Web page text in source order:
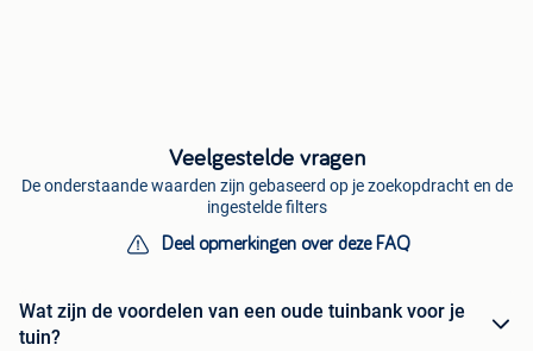
Veelgestelde vragen
De onderstaande waarden zijn gebaseerd op je zoekopdracht en de
ingestelde filters
Deel opmerkingen over deze FAQ
Wat zijn de voordelen van een oude tuinbank voor je
tuin?